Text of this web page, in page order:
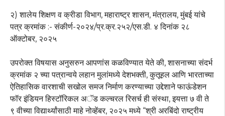
२) शालेय शिक्षण व क्रीडा विभाग, महाराष्ट्र शासन, मंत्रालय, मुंबई यांचे
पत्र क्रमांक :- संकीर्ण-२०२४/प्र.क्र.२५२/एस.डी. ४ दिनांक २८
ऑक्टोबर, २०२५
उपरोक्त विषयास अनुसरुन आपणांस कळविण्यात येते की, शासनाच्या संदर्भ
क्रमांक २ च्या पत्रान्वये लहान मुलांमध्ये देशभक्ती, कुतूहल आणि भारताच्या
ऐतिहासिक वारशाची सखोल समज निर्माण करण्याच्या उद्देशाने फाऊंडेशन
फॉर इंडियन हिस्टॉरिकल अॅड कल्चरल रिसर्च ही संस्था, इयत्ता ७ वी ते
९ वीच्या विद्यार्थ्यांसाठी माहे नोव्हेंबर, २०२५ मध्ये “श्री अरबिंदो राष्ट्रीय